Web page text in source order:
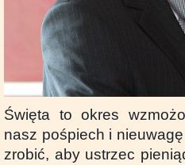
Święta to okres
nasz pośpiech i
zrobić, aby ustrzec